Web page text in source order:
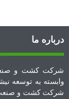
درباره ما
شرکت کشت و
وابسته به توسعه
شرکت کشت و صنعت